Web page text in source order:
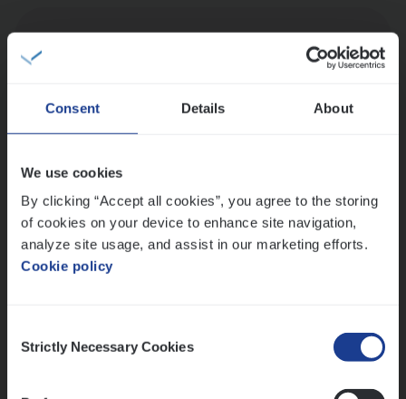
Consent Details About
We use cookies
By clicking “Accept all cookies”, you agree to the storing
of cookies on your device to enhance site navigation,
analyze site usage, and assist in our marketing efforts.
Cookie policy
Selection
Strictly Necessary Cookies
Dos­sier­be­heer­der Onder­ne­min­gen Van­b­
re­da Huys­mans — Mechelen
Dos­sier­be­heer­der Gewaar­borgd Inkomen
Insurance Operations
Antwerpen
Lees onze verhalen
Meer dan collega’s: hoe Julie en Aurélie elkaar